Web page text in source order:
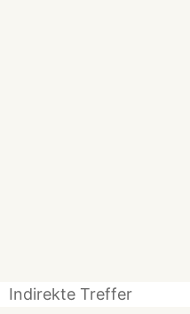
Indirekte Treffer